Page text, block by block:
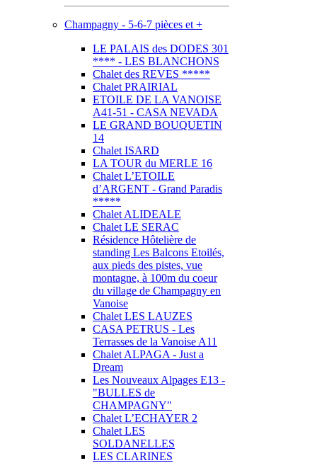
Champagny - 5-6-7 pièces et +
LE PALAIS des DODES 301
**** - LES BLANCHONS
Chalet des REVES *****
Chalet PRAIRIAL
ETOILE DE LA VANOISE
A41-51 - CASA NEVADA
LE GRAND BOUQUETIN
14
Chalet ISARD
LA TOUR du MERLE 16
Chalet L’ETOILE
d’ARGENT - Grand Paradis
*****
Chalet ALIDEALE
Chalet LE SERAC
Résidence Hôtelière de
standing Les Balcons Etoilés,
aux pieds des pistes, vue
montagne, à 100m du coeur
du village de Champagny en
Vanoise
Chalet LES LAUZES
CASA PETRUS - Les
Terrasses de la Vanoise A11
Chalet ALPAGA - Just a
Dream
Les Nouveaux Alpages E13 -
"BULLES de
CHAMPAGNY"
Chalet L’ECHAYER 2
Chalet LES
SOLDANELLES
LES CLARINES